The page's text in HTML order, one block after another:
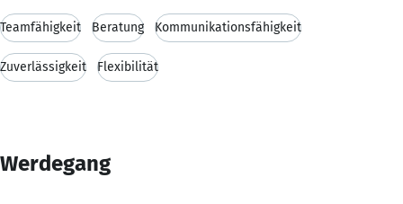
Teamfähigkeit Beratung Kommunikationsfähigkeit
Zuverlässigkeit Flexibilität
Werdegang